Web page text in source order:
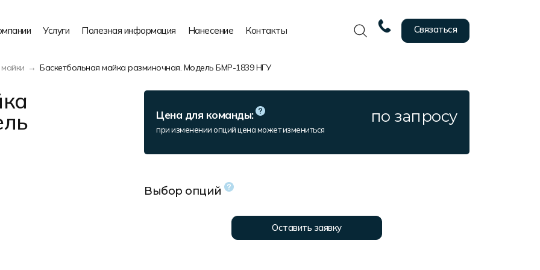
Услуги Полезная информация Нанесение Контакты Связаться
Баскетбольная майка разминочная. Модель БМР-1839 НГУ
Цена для команды:
при изменении опций цена может измениться
по запросу
Выбор опций
Оставить заявку